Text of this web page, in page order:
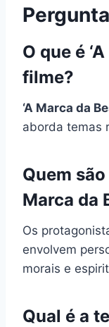
O que é
filme?
‘A Marca da
aborda temas
Quem
Marca da
Os
envolvem
morais e
Qual é a